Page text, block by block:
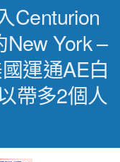
Centurion
York –
運通AE白
帶多2個人